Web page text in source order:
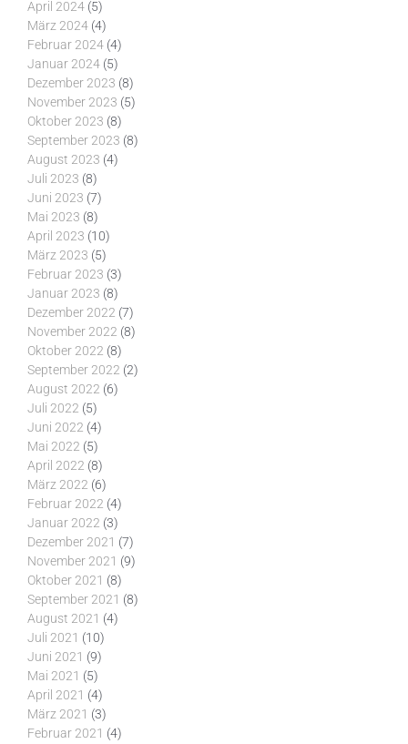
April 2024 (5)
März 2024 (4)
Februar 2024 (4)
Januar 2024 (5)
Dezember 2023 (8)
November 2023 (5)
Oktober 2023 (8)
September 2023 (8)
August 2023 (4)
Juli 2023 (8)
Juni 2023 (7)
Mai 2023 (8)
April 2023 (10)
März 2023 (5)
Februar 2023 (3)
Januar 2023 (8)
Dezember 2022 (7)
November 2022 (8)
Oktober 2022 (8)
September 2022 (2)
August 2022 (6)
Juli 2022 (5)
Juni 2022 (4)
Mai 2022 (5)
April 2022 (8)
März 2022 (6)
Februar 2022 (4)
Januar 2022 (3)
Dezember 2021 (7)
November 2021 (9)
Oktober 2021 (8)
September 2021 (8)
August 2021 (4)
Juli 2021 (10)
Juni 2021 (9)
Mai 2021 (5)
April 2021 (4)
März 2021 (3)
Februar 2021 (4)